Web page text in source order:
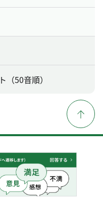
50音順）